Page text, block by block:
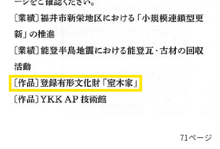
71ページ